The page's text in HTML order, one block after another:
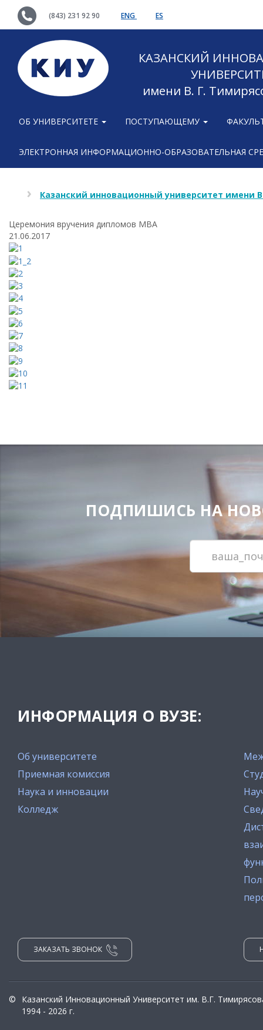
(843) 231 92 90 ENG ES
КАЗАНСКИЙ
имени В. Г.
ОБ УНИВЕРСИТЕТЕ ПОСТУПАЮЩЕМУ
ЭЛЕКТРОННАЯ ИНФОРМАЦИОННО-ОБРАЗОВАТЕЛЬНАЯ
Казанский инновационный университет имени
Церемония вручения дипломов MBA
21.06.2017
ПОДПИШИСЬ НА
ИНФОРМАЦИЯ О ВУЗЕ:
Об университете
Приемная комиссия
Наука и инновации
Колледж
ЗАКАЗАТЬ ЗВОНОК
©
Казанский Инновационный Университет им. В.Г.
1994 - 2026 г.